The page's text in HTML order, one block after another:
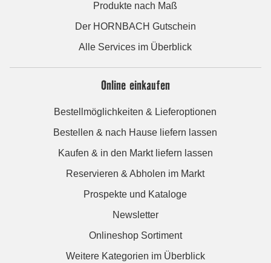
Produkte nach Maß
Der HORNBACH Gutschein
Alle Services im Überblick
Online einkaufen
Bestellmöglichkeiten & Lieferoptionen
Bestellen & nach Hause liefern lassen
Kaufen & in den Markt liefern lassen
Reservieren & Abholen im Markt
Prospekte und Kataloge
Newsletter
Onlineshop Sortiment
Weitere Kategorien im Überblick